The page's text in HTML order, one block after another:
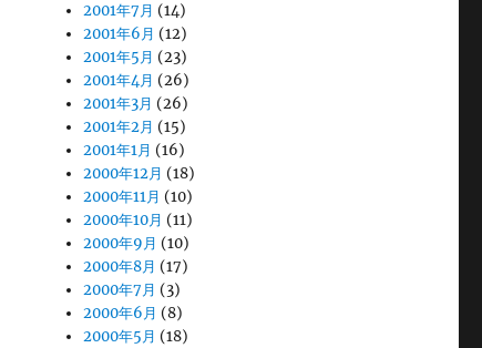
2001年7月 (14)
2001年6月 (12)
2001年5月 (23)
2001年4月 (26)
2001年3月 (26)
2001年2月 (15)
2001年1月 (16)
2000年12月 (18)
2000年11月 (10)
2000年10月 (11)
2000年9月 (10)
2000年8月 (17)
2000年7月 (3)
2000年6月 (8)
2000年5月 (18)